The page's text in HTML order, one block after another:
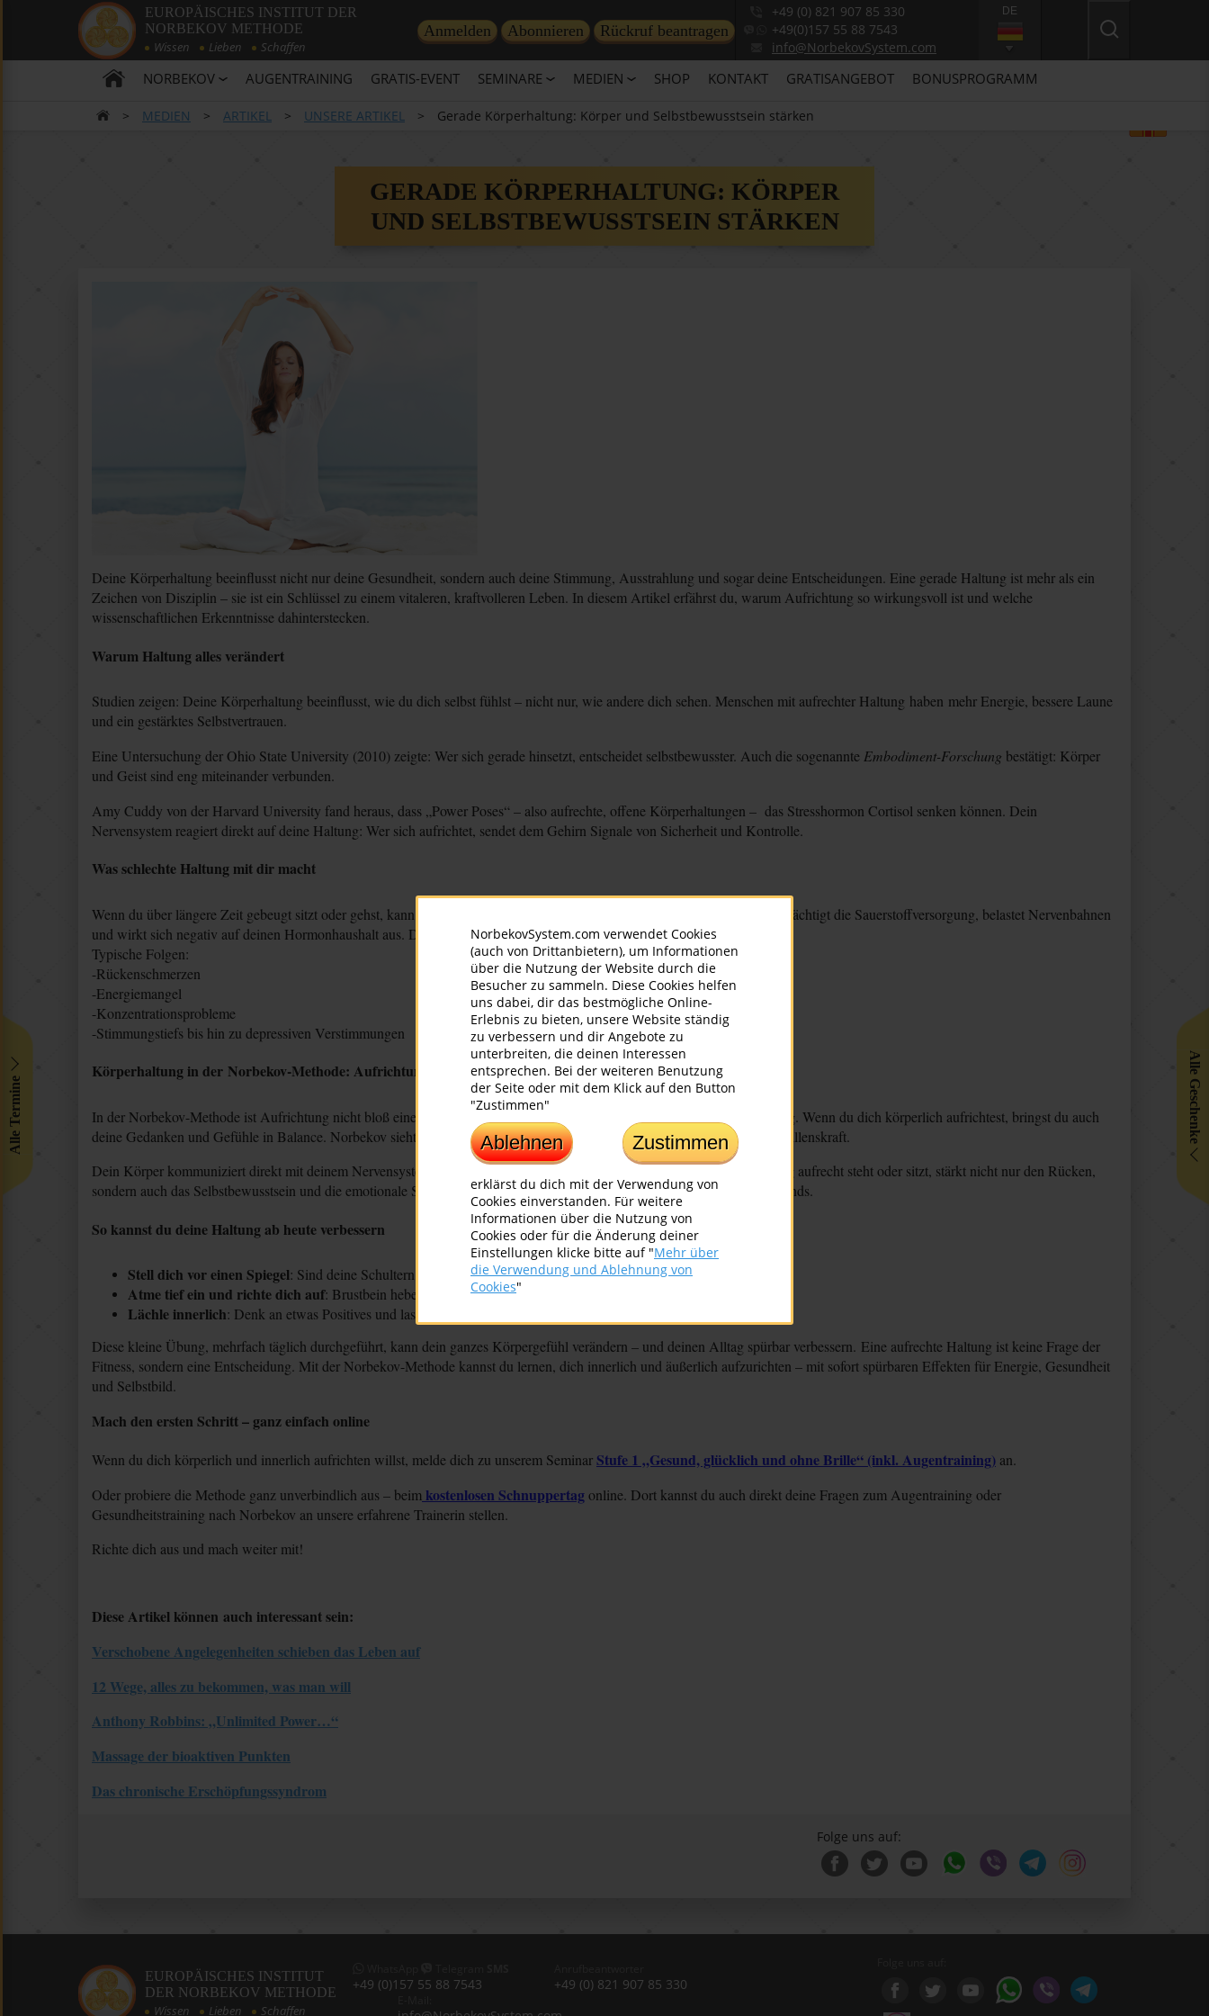
NorbekovSystem.com verwendet Cookies
(auch von Drittanbietern), um Informationen
über die Nutzung der Website durch die
Besucher zu sammeln. Diese Cookies helfen
uns dabei, dir das bestmögliche Online-
Erlebnis zu bieten, unsere Website ständig
zu verbessern und dir Angebote zu
unterbreiten, die deinen Interessen
entsprechen. Bei der weiteren Benutzung
der Seite oder mit dem Klick auf den Button
"Zustimmen"
Ablehnen Zustimmen
erklärst du dich mit der Verwendung von
Cookies einverstanden. Für weitere
Informationen über die Nutzung von
Cookies oder für die Änderung deiner
Einstellungen klicke bitte auf "Mehr über
die Verwendung und Ablehnung von
Cookies"
Alle Geschenke
EUROPÄISCHES INSTITUT DER
NORBEKOV METHODE
Wissen Lieben Schaffen
Anmelden Abonnieren Rückruf beantragen
+49 (0) 821 907 85 330
+49(0)157 55 88 7543
info@NorbekovSystem.com
DE
NORBEKOV AUGENTRAINING GRATIS-EVENT SEMINARE MEDIEN SHOP KONTAKT GRATISANGEBOT BONUSPROGRAMM
> MEDIEN > ARTIKEL > UNSERE ARTIKEL > Gerade Körperhaltung: Körper und Selbstbewusstsein stärken
GERADE KÖRPERHALTUNG: KÖRPER
UND SELBSTBEWUSSTSEIN STÄRKEN
Deine Körperhaltung beeinflusst nicht nur deine Gesundheit, sondern auch deine Stimmung, Ausstrahlung und sogar deine Entscheidungen. Eine gerade Haltung ist mehr als ein
Zeichen von Disziplin – sie ist ein Schlüssel zu einem vitaleren, kraftvolleren Leben. In diesem Artikel erfährst du, warum Aufrichtung so wirkungsvoll ist und welche
wissenschaftlichen Erkenntnisse dahinterstecken.
Warum Haltung alles verändert
Studien zeigen: Deine Körperhaltung beeinflusst, wie du dich selbst fühlst – nicht nur, wie andere dich sehen. Menschen mit aufrechter Haltung haben mehr Energie, bessere Laune
und ein gestärktes Selbstvertrauen.
Eine Untersuchung der Ohio State University (2010) zeigte: Wer sich gerade hinsetzt, entscheidet selbstbewusster. Auch die sogenannte Embodiment-Forschung bestätigt: Körper
und Geist sind eng miteinander verbunden.
Amy Cuddy von der Harvard University fand heraus, dass „Power Poses“ – also aufrechte, offene Körperhaltungen – das Stresshormon Cortisol senken können. Dein
Nervensystem reagiert direkt auf deine Haltung: Wer sich aufrichtet, sendet dem Gehirn Signale von Sicherheit und Kontrolle.
Was schlechte Haltung mit dir macht
Wenn du über längere Zeit gebeugt sitzt oder gehst, kann das zu echten Problemen führen. Eine gekrümmte Haltung beeinträchtigt die Sauerstoffversorgung, belastet Nervenbahnen
und wirkt sich negativ auf deinen Hormonhaushalt aus. Dein Körper läuft dann im „Stressmodus“.
Typische Folgen:
-Rückenschmerzen
-Energiemangel
-Konzentrationsprobleme
-Stimmungstiefs bis hin zu depressiven Verstimmungen
Körperhaltung in der Norbekov-Methode: Aufrichtung innen und außen
In der Norbekov-Methode ist Aufrichtung nicht bloß eine Körperhaltung – sie ist ein bewusster Akt der inneren Aufrichtung. Wenn du dich körperlich aufrichtest, bringst du auch
deine Gedanken und Gefühle in Balance. Norbekov sieht Aufrichtung als Schlüssel zu mehr Klarheit, Lebensfreude und Willenskraft.
Dein Körper kommuniziert direkt mit deinem Nervensystem – und du kannst diesen Prozess gezielt steuern. Wer regelmäßig aufrecht steht oder sitzt, stärkt nicht nur den Rücken,
sondern auch das Selbstbewusstsein und die emotionale Stabilität. So wirst du vom Getriebenen zum Gestalter deines Zustands.
So kannst du deine Haltung ab heute verbessern
Stell dich vor einen Spiegel: Sind deine Schultern rund? Neigt sich dein Kopf nach vorn?
Atme tief ein und richte dich auf: Brustbein heben, Schultern zurück, Kinn leicht nach innen ziehen.
Lächle innerlich: Denk an etwas Positives und lass das Gefühl durch deinen Körper strömen.
Diese kleine Übung, mehrfach täglich durchgeführt, kann dein ganzes Körpergefühl verändern – und deinen Alltag spürbar verbessern. Eine aufrechte Haltung ist keine Frage der
Fitness, sondern eine Entscheidung. Mit der Norbekov-Methode kannst du lernen, dich innerlich und äußerlich aufzurichten – mit sofort spürbaren Effekten für Energie, Gesundheit
und Selbstbild.
Mach den ersten Schritt – ganz einfach online
Wenn du dich körperlich und innerlich aufrichten willst, melde dich zu unserem Seminar Stufe 1 „Gesund, glücklich und ohne Brille“ (inkl. Augentraining) an.
Oder probiere die Methode ganz unverbindlich aus – beim kostenlosen Schnuppertagonline. Dort kannst du auch direkt deine Fragen zum Augentraining oder
Gesundheitstraining nach Norbekov an unsere erfahrene Trainerin stellen.
Richte dich aus und mach weiter mit!
Diese Artikel können auch interessant sein:
Verschobene Angelegenheiten schieben das Leben auf
12 Wege, alles zu bekommen, was man will
Anthony Robbins: „Unlimited Power…“
Massage der bioaktiven Punkten
Das chronische Erschöpfungssyndrom
Folge uns auf:
EUROPÄISCHES INSTITUT
DER NORBEKOV METHODE
Wissen Lieben Schaffen
+49 (0)157 55 88 7543 +49 (0) 821 907 85 330
Alle Termine